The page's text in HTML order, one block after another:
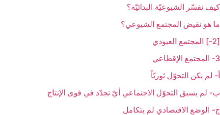
كيف نفسّر الشيوعيّة البدائيّة؟
ما هو نقيض المجتمع الشيوعي؟
[2-] المجتمع العبودي‏
3- المجتمع الإقطاعي‏
أ- لم يكن التحوّل ثوريّاً
ب- لم يسبق التحوّل الاجتماعي أيّ تجدّد في قوى الإنتاج
ج- الوضع الاقتصادي لم يتكامل